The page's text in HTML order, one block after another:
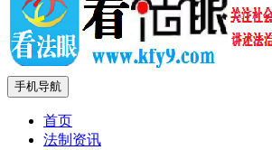
手机导航
首页
法制资讯